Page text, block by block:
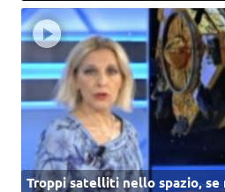
Troppi satelliti nello spazio, se